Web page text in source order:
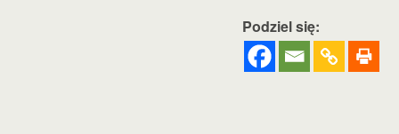
Podziel się: